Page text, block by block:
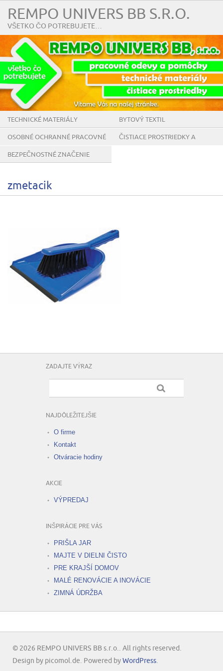
REMPO UNIVERS BB S.R.O.
VŠETKO ČO POTREBUJETE…
TECHNICKÉ MATERIÁLY BYTOVÝ TEXTIL
OSOBNÉ OCHRANNÉ PRACOVNÉ
POMÔCKY
ČISTIACE PROSTRIEDKY A
BEZPEČNOSTNÉ ZNAČENIE
zmetacik
ZADAJTE VÝRAZ
NAJDÔLEŽITEJŠIE
O firme
Kontakt
Otváracie hodiny
AKCIE
VÝPREDAJ
INŠPIRÁCIE PRE VÁS
PRIŠLA JAR
MAJTE V DIELNI ČISTO
PRE KRAJŠÍ DOMOV
MALÉ RENOVÁCIE A INOVÁCIE
ZIMNÁ ÚDRŽBA
© 2026 REMPO UNIVERS BB s.r.o.. All rights reserved.
Design by picomol.de. Powered by WordPress